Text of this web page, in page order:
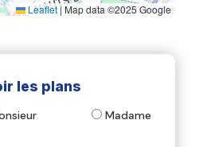
Leaflet| Map data ©2025 Google
les plans
Madame